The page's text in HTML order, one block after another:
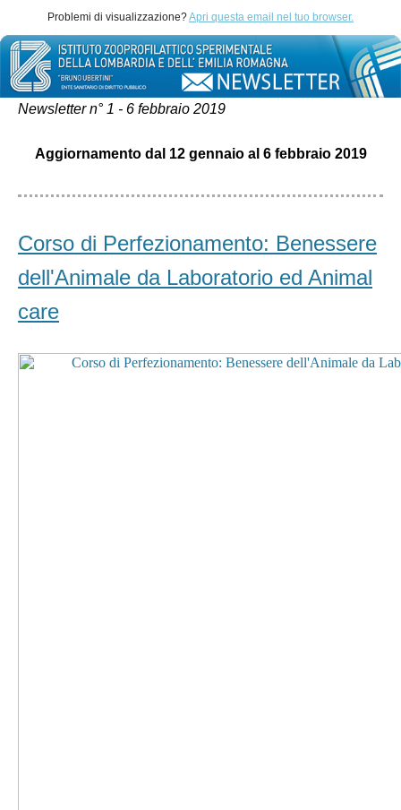
Problemi di visualizzazione?Apri questa email nel tuo browser.
Newsletter n° 1 - 6 febbraio 2019
Aggiornamento dal 12 gennaio al 6 febbraio 2019
Corso di Perfezionamento: Benessere
dell'Animale da Laboratorio ed Animal
care